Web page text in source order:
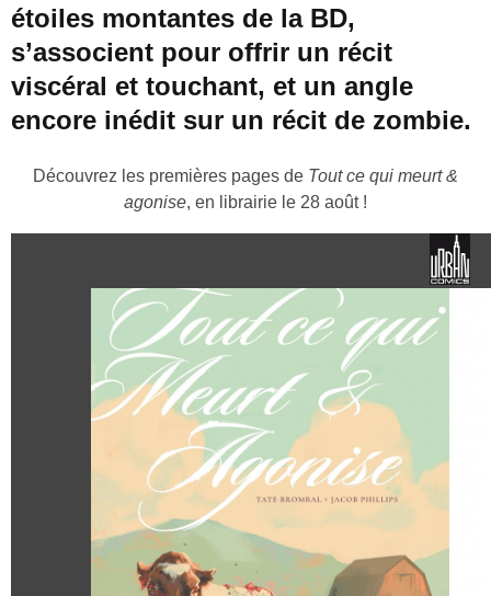
étoiles montantes de la BD,
s’associent pour offrir un récit
viscéral et touchant, et un angle
encore inédit sur un récit de zombie.
Découvrez les premières pages de Tout ce qui meurt &
agonise, en librairie le 28 août !